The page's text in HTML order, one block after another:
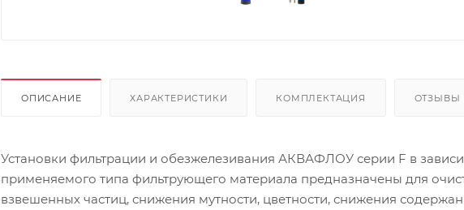
ОПИСАНИЕ ХАРАКТЕРИСТИКИ КОМПЛЕКТАЦИЯ ОТЗЫВЫ
Установки фильтрации и обезжелезивания АКВАФЛОУ серии F в
применяемого типа фильтрующего материала предназначены для
взвешенных частиц, снижения мутности, цветности, снижения